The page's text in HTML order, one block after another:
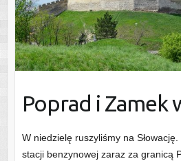
Poprad i Zamek
W niedzielę ruszyliśmy na
stacji benzynowej zaraz za granicą